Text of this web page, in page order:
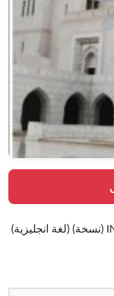
تحميل كتاب دليل المعلم الجديد INSIGHTS3 (نسخة) (لغة انجليزية)